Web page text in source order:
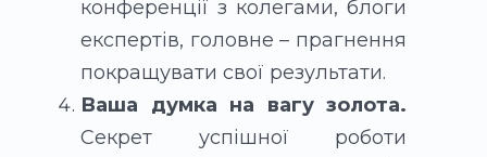
конференції з колегами, блоги
експертів, головне – прагнення
покращувати свої результати.
Ваша думка на вагу золота.
Секрет успішної роботи